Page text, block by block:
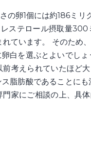
の卵1個には約186ミリ
ステロール摂取量
ています。 そのため
白を選ぶとよいでしょ
考えられていたほど
脂肪酸であることに
家にご相談の上、具